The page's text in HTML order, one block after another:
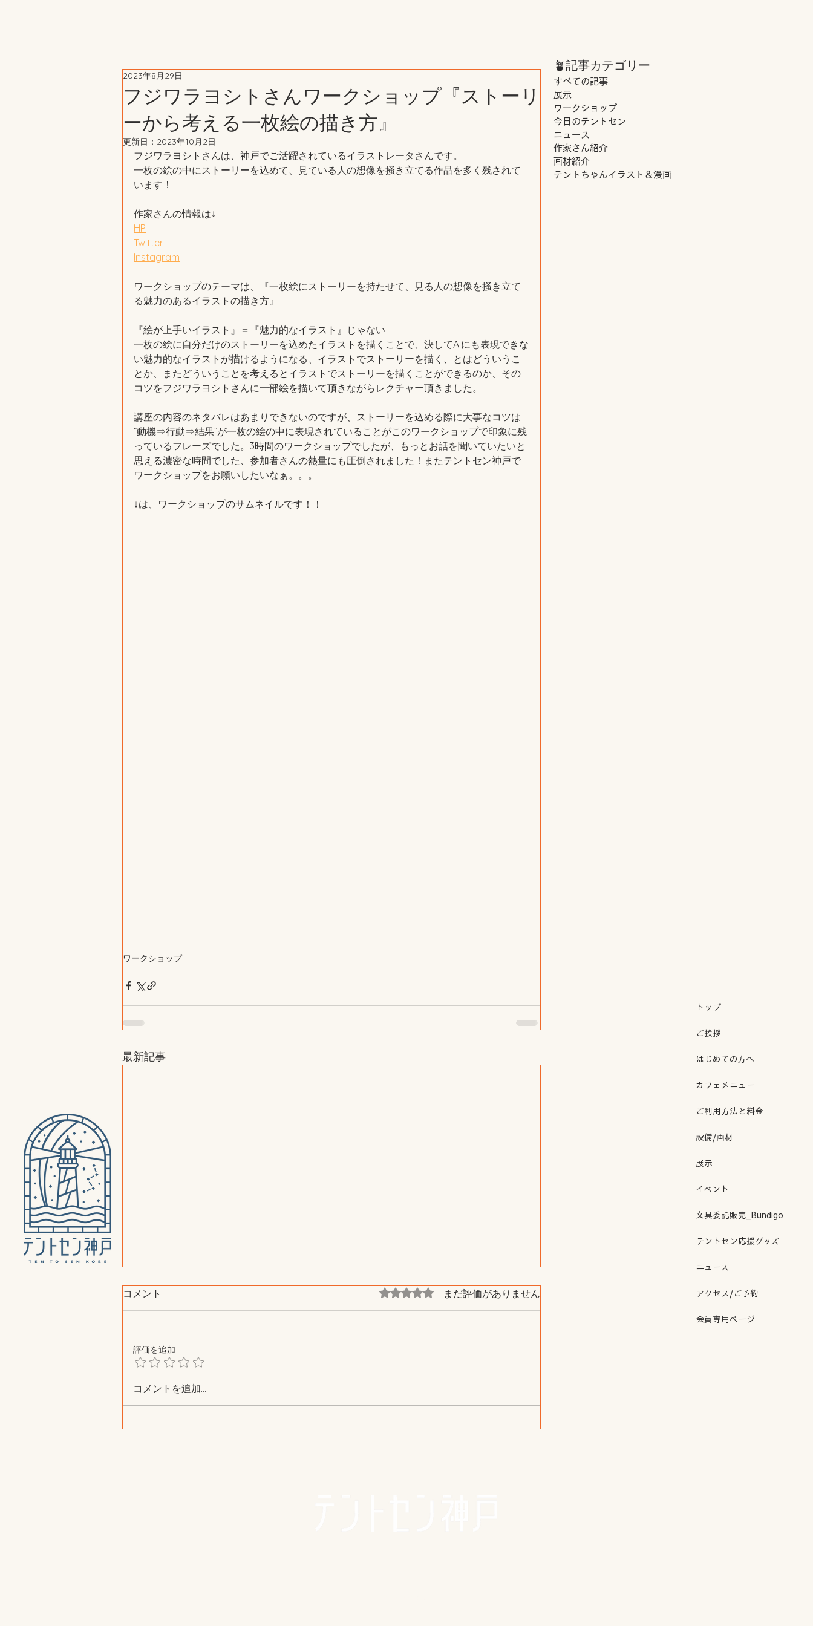
トップ
ご挨拶
はじめての方へ
カフェメニュー
ご利用方法と料金
設備/画材
展示
イベント
文具委託販売_Bundigo
テントセン応援グッズ
ニュース
アクセス/ご予約
会員専用ページ
フジワラヨシトさんワークショップ『ストーリ
ーから考える一枚絵の描き方』
2023年8月29日
更新日： 2023年10月2日
フジワラヨシトさんは、神戸でご活躍されているイラストレータさんです。
一枚の絵の中にストーリーを込めて、見ている人の想像を掻き立てる作品を多く残されて
います！
作家さんの情報は↓
HP
Twitter
Instagram
ワークショップのテーマは、『一枚絵にストーリーを持たせて、見る人の想像を掻き立て
る魅力のあるイラストの描き方』
『絵が上手いイラスト』＝『魅力的なイラスト』じゃない
一枚の絵に自分だけのストーリーを込めたイラストを描くことで、決してAIにも表現できな
い魅力的なイラストが描けるようになる、イラストでストーリーを描く、とはどういうこ
とか、またどういうことを考えるとイラストでストーリーを描くことができるのか、その
コツをフジワラヨシトさんに一部絵を描いて頂きながらレクチャー頂きました。
講座の内容のネタバレはあまりできないのですが、ストーリーを込める際に大事なコツは
”動機⇒行動⇒結果”が一枚の絵の中に表現されていることがこのワークショップで印象に残
っているフレーズでした。3時間のワークショップでしたが、もっとお話を聞いていたいと
思える濃密な時間でした、参加者さんの熱量にも圧倒されました！またテントセン神戸で
ワークショップをお願いしたいなぁ。。。
↓は、ワークショップのサムネイルです！！
ワークショップ
最新記事
コメント 5つ星のうち0と評価されています。
まだ評価がありません
評価を追加
コメントを追加…
🪴記事カテゴリー
すべての記事
展示
ワークショップ
今日のテントセン
ニュース
作家さん紹介
画材紹介
テントちゃんイラスト＆漫画